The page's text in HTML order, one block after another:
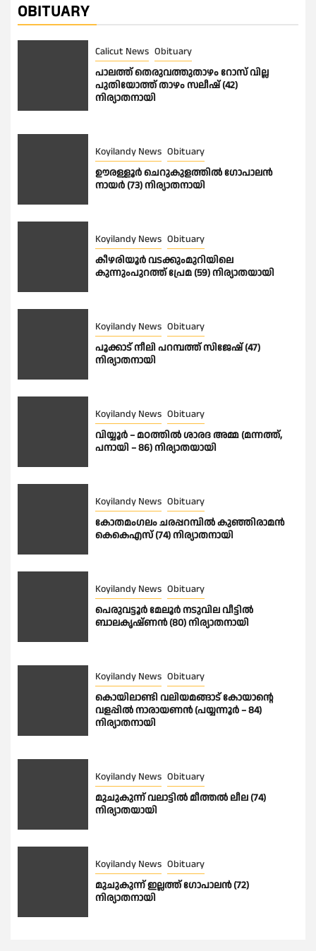
OBITUARY
Calicut News Obituary
പാലത്ത് തെരുവത്തുതാഴം റോസ് വില്ല
പുതിയോത്ത് താഴം സലീഷ് (42)
നിര്യാതനായി
Koyilandy News Obituary
ഊരള്ളൂര്‍ ചെറുകുളത്തിൽ ഗോപാലൻ
നായർ (73) നിര്യാതനായി
Koyilandy News Obituary
കീഴരിയൂർ വടക്കുംമുറിയിലെ
കുന്നുംപുറത്ത് പ്രേമ (59) നിര്യാതയായി
Koyilandy News Obituary
പൂക്കാട് നീലി പറമ്പത്ത് സിജേഷ് (47)
നിര്യാതനായി
Koyilandy News Obituary
വിയ്യൂർ – മഠത്തിൽ ശാരദ അമ്മ (മന്നത്ത്,
പനായി – 86) നിര്യാതയായി
Koyilandy News Obituary
കോതമംഗലം ചരപ്പറമ്പിൽ കുഞ്ഞിരാമൻ
കെകെഎസ് (74) നിര്യാതനായി
Koyilandy News Obituary
പെരുവട്ടൂർ മേലൂർ നടുവില വീട്ടിൽ
ബാലകൃഷ്ണൻ (80) നിര്യാതനായി
Koyilandy News Obituary
കൊയിലാണ്ടി വലിയമങ്ങാട് കോയാൻ്റെ
വളപ്പിൽ നാരായണൻ (പയ്യന്നൂർ – 84)
നിര്യാതനായി
Koyilandy News Obituary
മുചുകുന്ന് വലാട്ടിൽ മീത്തൽ ലീല (74)
നിര്യാതയായി
Koyilandy News Obituary
മുചുകുന്ന് ഇല്ലത്ത് ഗോപാലൻ (72)
നിര്യാതനായി